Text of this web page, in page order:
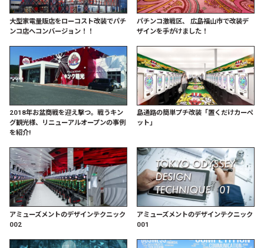
大型家電量販店をローコスト改装でパチ
ンコ店へコンバージョン！！
パチンコ激戦区、 広島福山市で改装デ
ザインを手がけました！
2018年お盆商戦を迎え撃つ。戦うキン
グ観光様、リニューアルオープンの事例
を紹介!
島通路の簡単プチ改装「置くだけカーペ
ット」
アミューズメントのデザインテクニック
002
アミューズメントのデザインテクニック
001